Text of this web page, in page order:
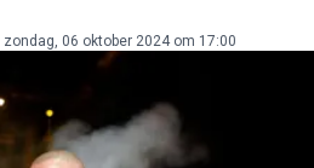
zondag, 06 oktober 2024 om 17:00